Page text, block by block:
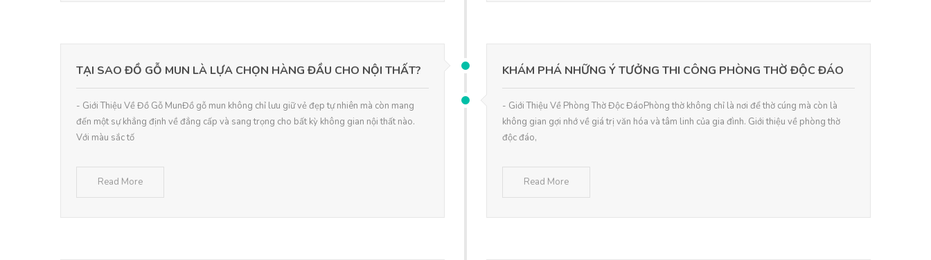
TẠI SAO ĐỒ GỖ MUN LÀ LỰA CHỌN HÀNG ĐẦU CHO NỘI THẤT?
- Giới Thiệu Về Đồ Gỗ MunĐồ gỗ mun không chỉ lưu giữ vẻ đẹp tự nhiên mà còn mang
đến một sự khẳng định về đẳng cấp và sang trọng cho bất kỳ không gian nội thất nào.
Với màu sắc tố
Read More
KHÁM PHÁ NHỮNG Ý TƯỞNG THI CÔNG PHÒNG THỜ ĐỘC ĐÁO
- Giới Thiệu Về Phòng Thờ Độc ĐáoPhòng thờ không chỉ là nơi để thờ cúng mà còn là
không gian gợi nhớ về giá trị văn hóa và tâm linh của gia đình. Giới thiệu về phòng thờ
độc đáo,
Read More